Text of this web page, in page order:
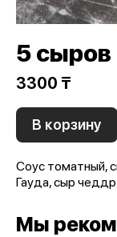
5 сыров
3300 ₸
В корзину
Соус томатный,
Гауда, сыр
Мы